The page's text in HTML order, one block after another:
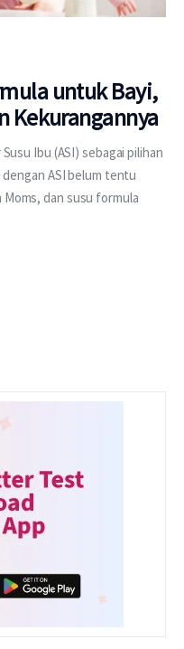
untuk Bayi,
Kekurangannya
Ibu (ASI) sebagai pilihan
ASI belum tentu
dan susu formula